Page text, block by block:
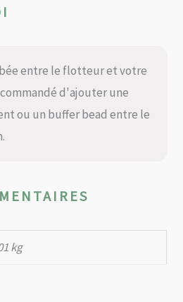
entre le flotteur et votre
d'ajouter une
ou un buffer bead entre le
kg